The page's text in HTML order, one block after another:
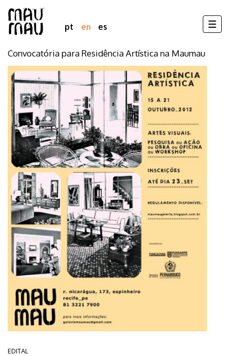
Skip
main
content
pt en es
Convocatória para Residência Artística na Maumau
EDITAL